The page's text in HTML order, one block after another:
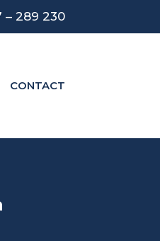
– 289 230
CONTACT